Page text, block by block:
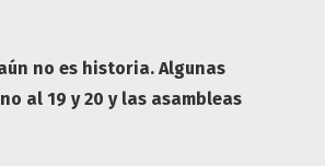
no es historia. Algunas
al 19 y 20 y las asambleas